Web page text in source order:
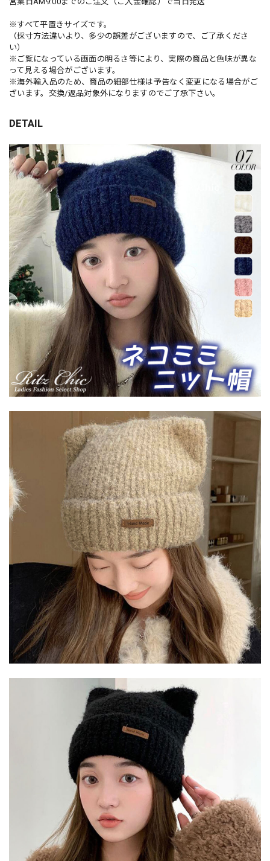
※すべて平置きサイズです。
（採寸方法違いより、多少の誤差がございますので、ご了承くださ
い）
※ご覧になっている画面の明るさ等により、実際の商品と色味が異な
って見える場合がございます。
※海外輸入品のため、商品の細部仕様は予告なく変更になる場合がご
ざいます。交換/返品対象外になりますのでご了承下さい。
DETAIL